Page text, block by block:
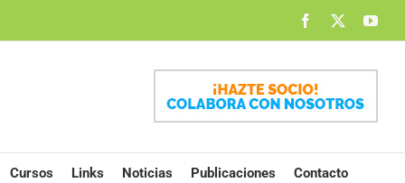
Facebook
Cursos Links Noticias Publicaciones Contacto